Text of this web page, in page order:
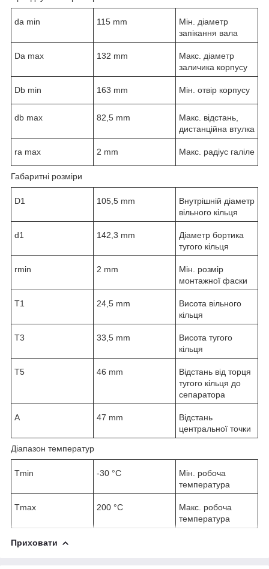
da min 115 mm
Мін. діаметр
запікання вала
Da max 132 mm
Макс. діаметр
заличика корпусу
Db min 163 mm Мін. отвір корпусу
db max 82,5 mm
Макс. відстань,
дистанційна втулка
ra max 2 mm Макс. радіус галіле
Габаритні розміри
D1 105,5 mm
Внутрішній діаметр
вільного кільця
d1 142,3 mm
Діаметр бортика
тугого кільця
rmin 2 mm
Мін. розмір
монтажної фаски
T1 24,5 mm
Висота вільного
кільця
T3 33,5 mm
Висота тугого
кільця
T5 46 mm
Відстань від торця
тугого кільця до
сепаратора
A 47 mm
Відстань
центральної точки
Діапазон температур
Tmin -30 °C
Мін. робоча
температура
Tmax 200 °C
Макс. робоча
температура
Приховати